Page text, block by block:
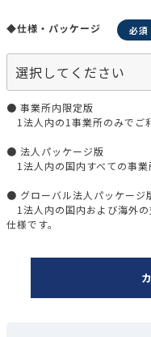
◆仕様・パッケージ
● 事業所内限定版
1法人内の1事業所のみでご
● 法人パッケージ版
1法人内の国内すべての事業
● グローバル法人パッケージ
1法人内の国内および海外
仕様です。